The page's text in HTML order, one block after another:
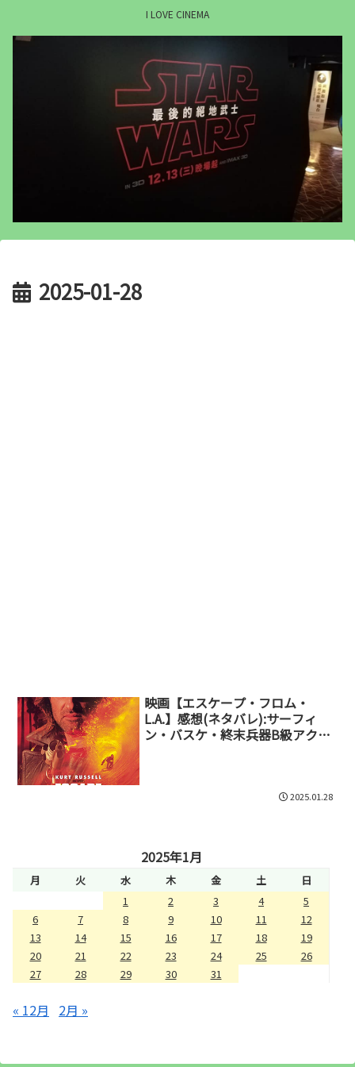
I LOVE CINEMA
2025-01-28
映画【エスケープ・フロム・
L.A.】感想(ネタバレ):サーフィ
ン・バスケ・終末兵器B級アクシ
2025.01.28
2025年1月
月 火 水 木 金 土
日
1
2 3 4
5
6
7 8 9 10 11
12
13
14 15 16 17 18
19
20
21 22 23 24 25
26
27
28 29 30 31
« 12月 2月 »